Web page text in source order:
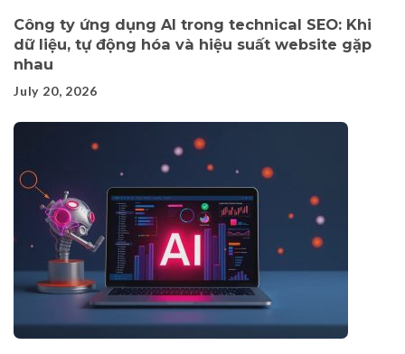
Công ty ứng dụng AI trong technical SEO: Khi
dữ liệu, tự động hóa và hiệu suất website gặp
nhau
July 20, 2026